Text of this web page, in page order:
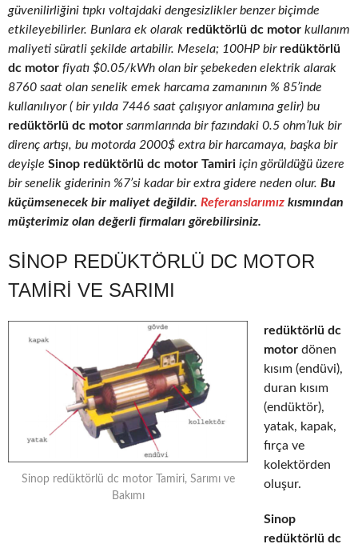
güvenilirliğini tıpkı voltajdaki dengesizlikler benzer biçimde
etkileyebilirler. Bunlara ek olarak redüktörlü dc motor kullanım
maliyeti süratli şekilde artabilir. Mesela; 100HP birredüktörlü
dc motor fiyatı $0.05/kWh olan bir şebekeden elektrik alarak
8760 saat olan senelik emek harcama zamanının % 85’inde
kullanılıyor ( bir yılda 7446 saat çalışıyor anlamına gelir) bu
redüktörlü dc motor sarımlarında bir fazındaki 0.5 ohm’luk bir
direnç artışı, bu motorda 2000$ extra bir harcamaya, başka bir
deyişle Sinop redüktörlü dc motor Tamiri için görüldüğü üzere
bir senelik giderinin %7’si kadar bir extra gidere neden olur. Bu
küçümsenecek bir maliyet değildir. Referanslarımız kısmından
müşterimiz olan değerli firmaları görebilirsiniz.
SINOP REDÜKTÖRLÜ DC MOTOR
TAMIRI VE SARIMI
Sinop redüktörlü dc motor Tamiri, Sarımı ve
Bakımı
redüktörlü dc
motor dönen
kısım (endüvi),
duran kısım
(endüktör),
yatak, kapak,
fırça ve
kolektörden
oluşur.
Sinop
redüktörlü dc